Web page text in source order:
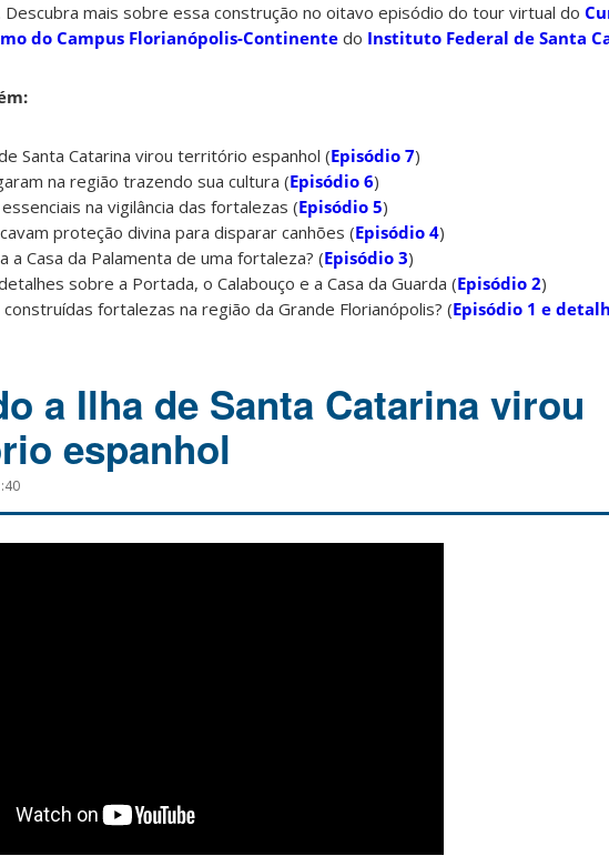
Descubra mais sobre essa construção no oitavo episódio do tour virtual do
do Campus Florianópolis-Continente do Instituto Federal de Santa
Santa Catarina virou território espanhol (Episódio 7)
na região trazendo sua cultura (Episódio 6)
na vigilância das fortalezas (Episódio 5)
proteção divina para disparar canhões (Episódio 4)
a Casa da Palamenta de uma fortaleza? (Episódio 3)
sobre a Portada, o Calabouço e a Casa da Guarda (Episódio 2)
fortalezas na região da Grande Florianópolis? (Episódio 1 e
a Ilha de Santa Catarina virou
espanhol